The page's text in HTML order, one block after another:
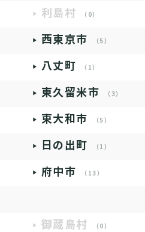
利島村 （0）
西東京市 （5）
八丈町 （1）
東久留米市 （3）
東大和市 （5）
日の出町 （1）
府中市 （13）
御蔵島村 （0）